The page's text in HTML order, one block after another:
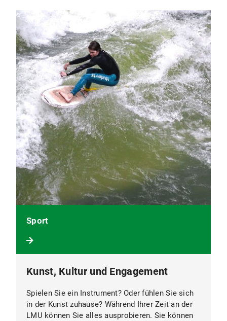
Kunst, Kultur und Engagement
Spielen Sie ein Instrument? Oder fühlen Sie sich
in der Kunst zuhause? Während Ihrer Zeit an der
LMU können Sie alles ausprobieren. Sie können
Sport